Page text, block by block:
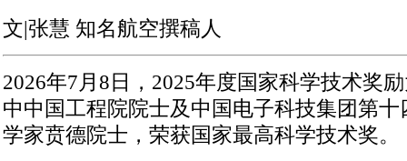
文|张慧 知名航空撰稿人
2026年7月8日，2025年度国家科学技术奖
中中国工程院院士及中国电子科技集团第
学家贲德院士，荣获国家最高科学技术奖。